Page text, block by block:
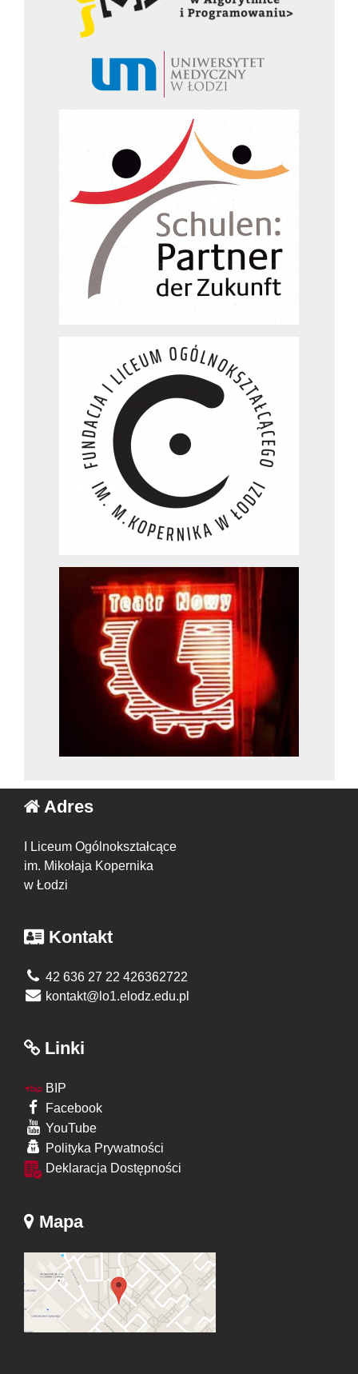
Adres
I Liceum Ogólnokształcące
im. Mikołaja Kopernika
w Łodzi
Kontakt
42 636 27 22 426362722
kontakt@lo1.elodz.edu.pl
Linki
BIP
Facebook
YouTube
Polityka Prywatności
Deklaracja Dostępności
Mapa